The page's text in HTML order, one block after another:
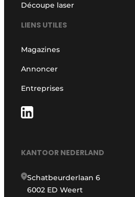
Découpe laser
LIENS UTILES
Magazines
Annoncer
Entreprises
KANTOOR NEDERLAND
Schatbeurderlaan 6
6002 ED Weert